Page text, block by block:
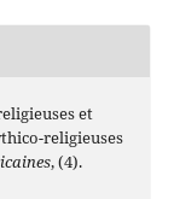
et
religieuses
, (4).